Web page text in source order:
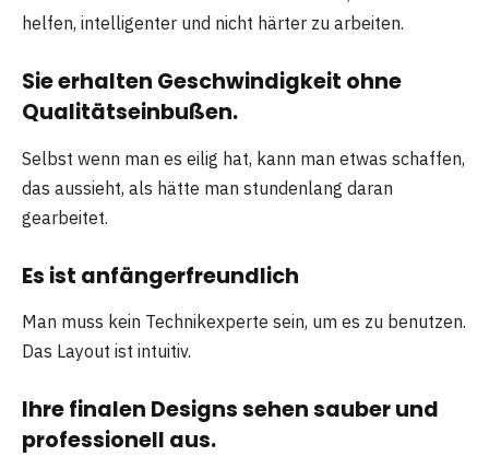
helfen, intelligenter und nicht härter zu arbeiten.
Sie erhalten Geschwindigkeit ohne
Qualitätseinbußen.
Selbst wenn man es eilig hat, kann man etwas schaffen,
das aussieht, als hätte man stundenlang daran
gearbeitet.
Es ist anfängerfreundlich
Man muss kein Technikexperte sein, um es zu benutzen.
Das Layout ist intuitiv.
Ihre finalen Designs sehen sauber und
professionell aus.